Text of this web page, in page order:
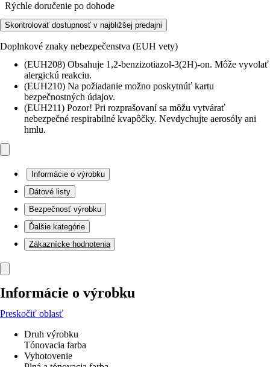
Rýchle doručenie po dohode
Skontrolovať dostupnosť v najbližšej predajni
Doplnkové znaky nebezpečenstva (EUH vety)
(EUH208) Obsahuje 1,2-benzizotiazol-3(2H)-on. Môže vyvolať
alergickú reakciu.
(EUH210) Na požiadanie možno poskytnúť kartu
bezpečnostných údajov.
(EUH211) Pozor! Pri rozprašovaní sa môžu vytvárať
nebezpečné respirabilné kvapôčky. Nevdychujte aerosóly ani
hmlu.
Informácie o výrobku
Dátové listy
Bezpečnosť výrobku
Ďalšie kategórie
Zákaznícke hodnotenia
Informácie o výrobku
Preskočiť oblasť
Druh výrobku
Tónovacia farba
Vyhotovenie